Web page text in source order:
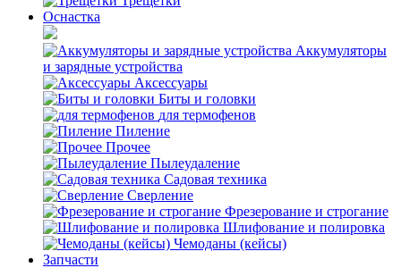
Оснастка
Аккумуляторы
и зарядные устройства
Аксессуары
Биты и головки
для термофенов
Пиление
Прочее
Пылеудаление
Садовая техника
Сверление
Фрезерование и строгание
Шлифование и полировка
Чемоданы (кейсы)
Запчасти